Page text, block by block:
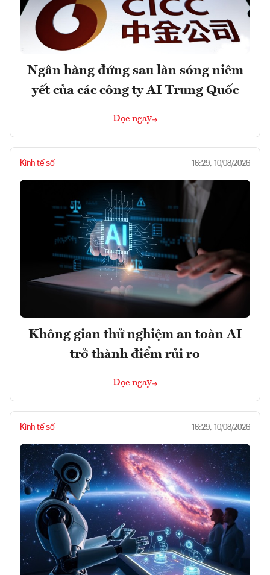
Ngân hàng đứng sau làn sóng niêm
yết của các công ty AI Trung Quốc
Đọc ngay
Kinh tế số 16:29, 10/08/2026
Không gian thử nghiệm an toàn AI
trở thành điểm rủi ro
Đọc ngay
Kinh tế số 16:29, 10/08/2026